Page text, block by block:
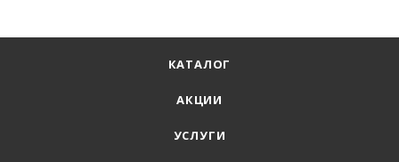
КАТАЛОГ
АКЦИИ
УСЛУГИ